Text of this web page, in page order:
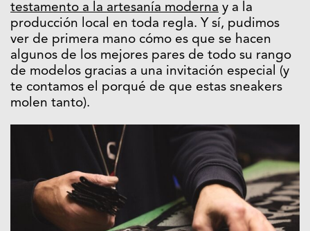
testamento a la artesanía moderna y a la
producción local en toda regla. Y sí, pudimos
ver de primera mano cómo es que se hacen
algunos de los mejores pares de todo su rango
de modelos gracias a una invitación especial (y
te contamos el porqué de que estas sneakers
molen tanto).